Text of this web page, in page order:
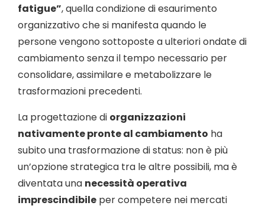
fatigue”, quella condizione di esaurimento
organizzativo che si manifesta quando le
persone vengono sottoposte a ulteriori ondate di
cambiamento senza il tempo necessario per
consolidare, assimilare e metabolizzare le
trasformazioni precedenti.
La progettazione di organizzazioni
nativamente pronte al cambiamento ha
subito una trasformazione di status: non è più
un’opzione strategica tra le altre possibili, ma è
diventata una necessità operativa
imprescindibile per competere nei mercati